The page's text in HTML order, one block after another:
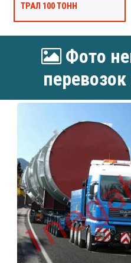
ТРАЛ 100 ТОНН
Фото